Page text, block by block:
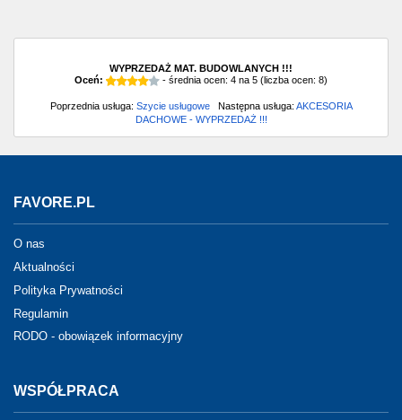
WYPRZEDAŻ MAT. BUDOWLANYCH !!!
Oceń:
- średnia ocen: 4 na 5 (liczba ocen: 8)
Poprzednia usługa: Szycie usługoweNastępna usługa: AKCESORIA
DACHOWE - WYPRZEDAŻ !!!
FAVORE.PL
O nas
Aktualności
Polityka Prywatności
Regulamin
RODO - obowiązek informacyjny
WSPÓŁPRACA